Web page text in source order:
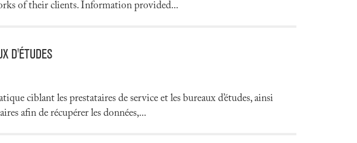
of their clients. Information provided...
D'ÉTUDES
ciblant les prestataires de service et les bureaux d’études, ainsi
afin de récupérer les données,...